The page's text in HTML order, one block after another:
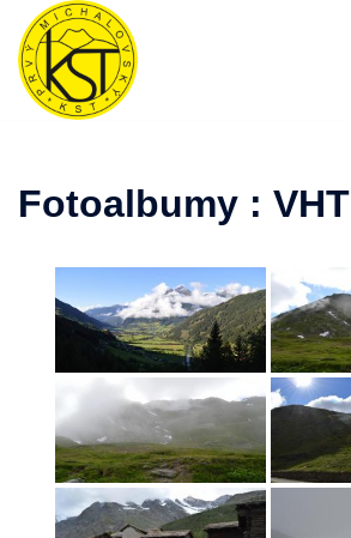
Preskočiť
obsah
Fotoalbumy : VHT